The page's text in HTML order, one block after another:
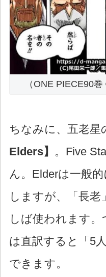
（ONE PIECE90
ちなみに、五老星
Elders】 。Five
ん。Elderは一般
しますが、「長
しば使われます。
は直訳すると「5
できます。